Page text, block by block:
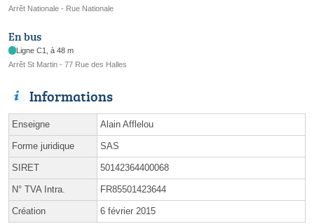
Arrêt Nationale - Rue Nationale
En bus
Ligne C1, à 48 m
Arrêt St Martin - 77 Rue des Halles
Informations
Enseigne Alain Afflelou
Forme juridique SAS
SIRET 50142364400068
N° TVA Intra. FR85501423644
Création 6 février 2015